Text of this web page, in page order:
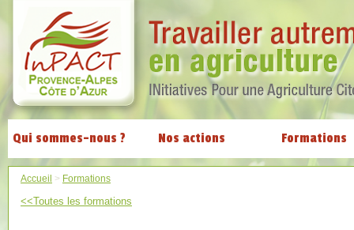
Qui sommes-nous ? Nos actions Formations
Accueil > Formations
<<Toutes les formations